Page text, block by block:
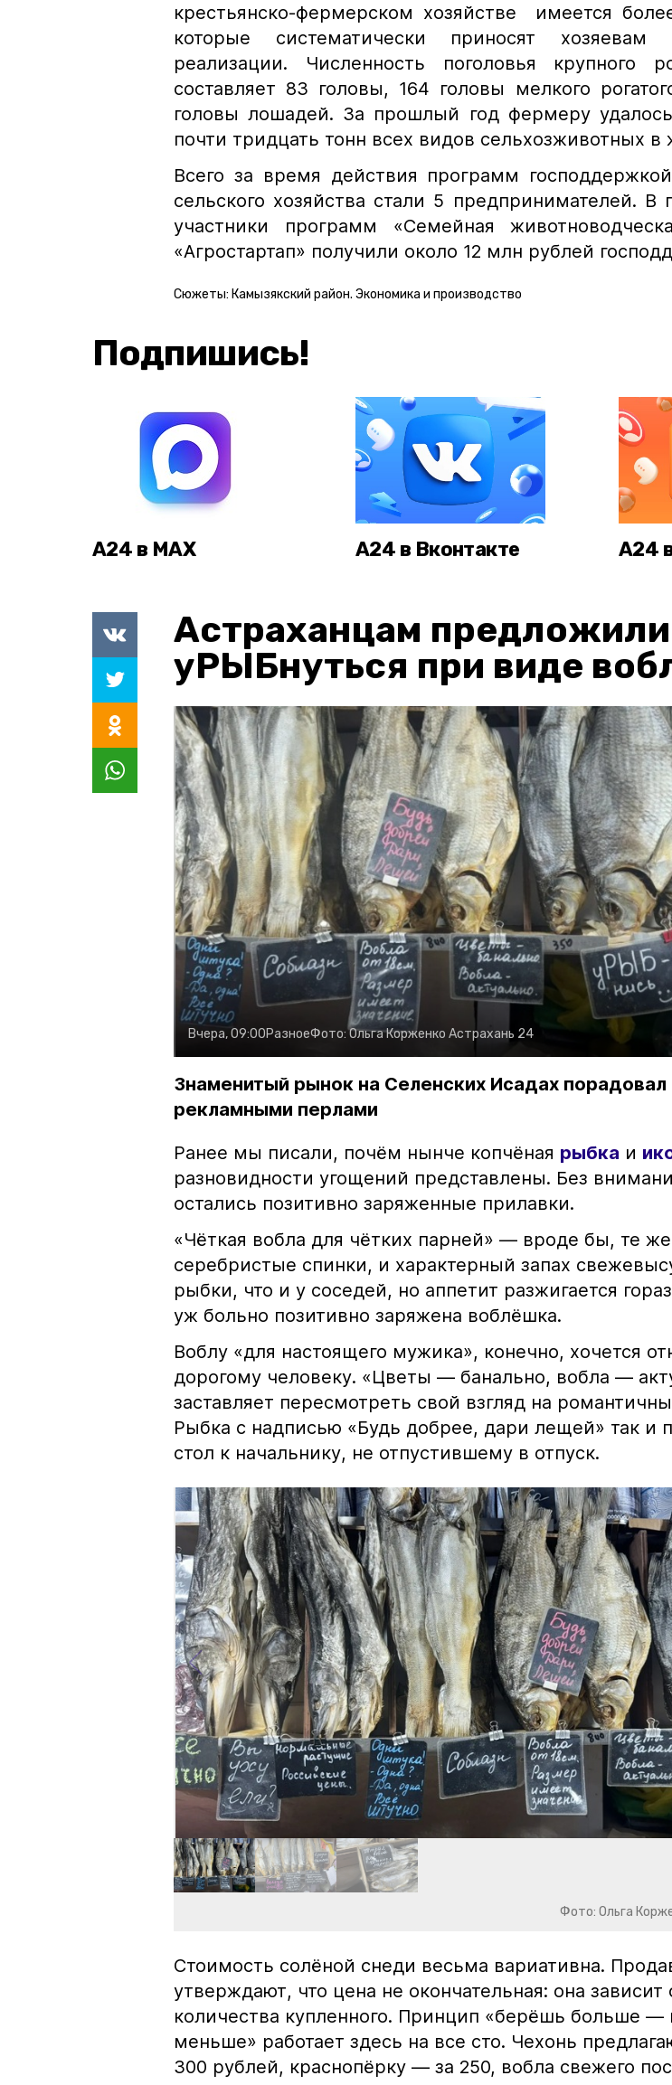
крестьянско-фермерском хозяйстве имеется
которые систематически приносят
реализации. Численность поголовья крупного
составляет 83 головы, 164 головы мелкого
головы лошадей. За прошлый год фермеру удалось
почти тридцать тонн всех видов сельхозживотных
Всего за время действия программ
сельского хозяйства стали 5 предпринимателей. В
участники программ «Семейная
«Агростартап» получили около 12 млн рублей
Сюжеты: Камызякский район. Экономика и производство
Подпишись!
А24 в MAX А24 в Вконтакте А24
Астраханцам предложили
уРЫБнуться при виде
Вчера, 09:00РазноеФото:Ольга Корженко Астрахань 24
Знаменитый рынок на Селенских Исадах порадовал
рекламными перлами
Ранее мы писали, почём нынче копчёная рыбка и
разновидности угощений представлены. Без
остались позитивно заряженные прилавки.
«Чёткая вобла для чётких парней» — вроде бы, те же
серебристые спинки, и характерный запах
рыбки, что и у соседей, но аппетит разжигается
уж больно позитивно заряжена воблёшка.
Воблу «для настоящего мужика», конечно, хочется
дорогому человеку. «Цветы — банально, вобла —
заставляет пересмотреть свой взгляд на
Рыбка с надписью «Будь добрее, дари лещей» так и
стол к начальнику, не отпустившему в отпуск.
Фото: Ольга
Стоимость солёной снеди весьма вариативна.
утверждают, что цена не окончательная: она зависит
количества купленного. Принцип «берёшь больше —
меньше» работает здесь на все сто. Чехонь
300 рублей, краснопёрку — за 250, вобла свежего